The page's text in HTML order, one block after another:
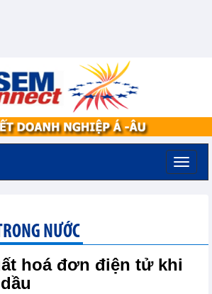
NƯỚC
hoá đơn điện tử khi